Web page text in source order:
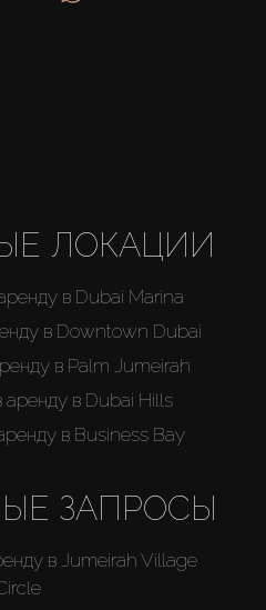
ЛОКАЦИИ
в Dubai Marina
в Downtown Dubai
в Palm Jumeirah
в Dubai Hills
в Business Bay
ЗАПРОСЫ
в Jumeirah Village